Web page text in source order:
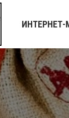
ИНТЕРНЕТ-